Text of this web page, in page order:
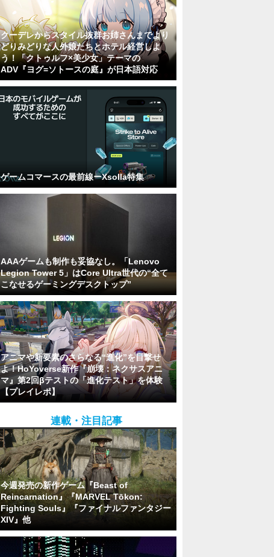
クーデレからスタイル抜群お姉さんまでより
どりみどりな人外娘たちとホテル経営しよ
う！「クトゥルフ×美少女」テーマの
ADV『ヨグ=ソトースの庭』が日本語対応
ゲームコマースの最前線ーXsolla特集
AAAゲームも制作も妥協なし。「Lenovo
Legion Tower 5」はCore Ultra世代の“全て
こなせるゲーミングデスクトップ”
アニマや新要素のさらなる“進化”を目撃せ
よ！HoYoverse新作『崩壊：ネクサスアニ
マ』第2回βテストの「進化テスト」を体験
【プレイレポ】
連載・注目記事
今週発売の新作ゲーム『Beast of
Reincarnation』『MARVEL Tōkon:
Fighting Souls』『ファイナルファンタジー
XIV』他